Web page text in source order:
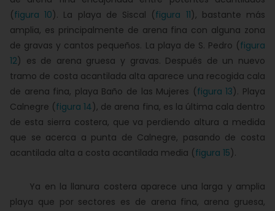
(figura 10). La playa de Siscal (figura 11), bastante más
amplia, es principalmente de arena fina con alguna zona
de gravas y cantos pequeños. La playa de S. Pedro (figura
12) es de arena gruesa y gravas. Después de un nuevo
tramo de costa acantilada alta aparece una recogida cala
de arena fina, playa Baño de las Mujeres (figura 13). Playa
Calnegre (figura 14), de arena fina, es la última cala dentro
de esta sierra costera, que va perdiendo altura a medida
que se acerca a punta de Calnegre, pasando de costa
acantilada alta a costa acantilada media (figura 15).
Ya en la llanura costera aparece una larga y amplia
playa que por sectores es de arena fina, arena gruesa,